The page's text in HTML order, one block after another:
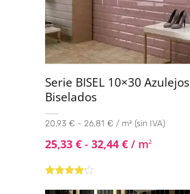
Serie BISEL 10×30 Azulejos
Biselados
20,93 € - 26,81 € / m² (sin IVA)
25,33 € - 32,44 € / m2